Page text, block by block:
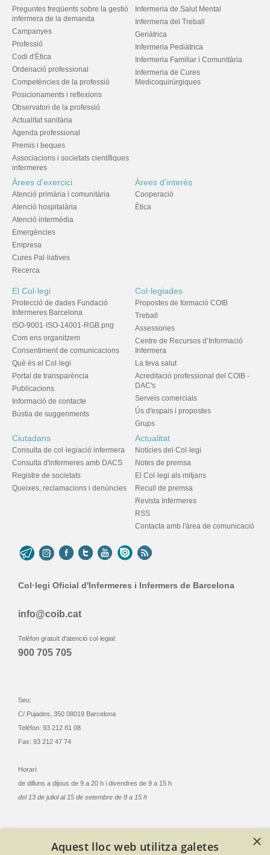
Preguntes freqüents sobre la gestió
infermera de la demanda
Campanyes
Professió
Codi d'Ètica
Ordenació professional
Competències de la professió
Posicionaments i reflexions
Observatori de la professió
Actualitat sanitària
Agenda professional
Premis i beques
Associacions i societats científiques
infermeres
Infermeria de Salut Mental
Infermeria del Treball
Geriàtrica
Infermeria Pediàtrica
Infermeria Familiar i Comunitària
Infermeria de Cures
Medicoquirúrgiques
Àrees d'exercici
Atenció primària i comunitària
Atenció hospitalària
Atenció intermèdia
Emergències
Empresa
Cures Pal·liatives
Recerca
Àrees d'interès
Cooperació
Ètica
El Col·legi
Protecció de dades Fundació
Infermeres Barcelona
ISO-9001-ISO-14001-RGB.png
Com ens organitzem
Consentiment de comunicacions
Què és el Col·legi
Portal de transparència
Publicacions
Informació de contacte
Bústia de suggeriments
Col·legiades
Propostes de formació COIB
Treball
Assessories
Centre de Recursos d’Informació
Infermera
La teva salut
Acreditació professional del COIB -
DAC's
Serveis comercials
Ús d'espais i propostes
Grups
Ciutadans
Consulta de col·legiació infermera
Consulta d'infermeres amb DACS
Registre de societats
Queixes, reclamacions i denúncies
Actualitat
Notícies del Col·legi
Notes de premsa
El Col·legi als mitjans
Recull de premsa
Revista Infermeres
RSS
Contacta amb l'àrea de comunicació
Col·legi Oficial d'Infermeres i Infermers de Barcelona
info@coib.cat
Telèfon gratuït d'atenció col·legial:
900 705 705
Seu:
C/ Pujades, 350 08019 Barcelona
Telèfon: 93 212 81 08
Fax: 93 212 47 74
Horari:
de dilluns a dijous de 9 a 20 h i divendres de 9 a 15 h
del 13 de juliol al 15 de setembre de 8 a 15 h
×
Aquest lloc web utilitza galetes